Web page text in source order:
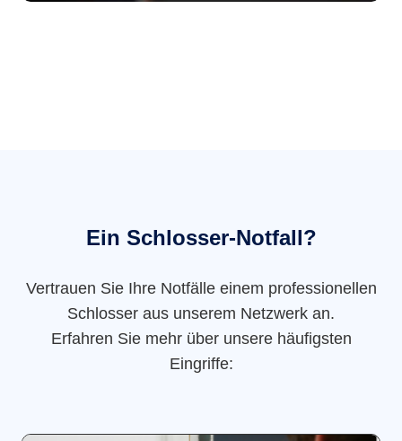
Ein Schlosser-Notfall?
Vertrauen Sie Ihre Notfälle einem professionellen
Schlosser aus unserem Netzwerk an.
Erfahren Sie mehr über unsere häufigsten
Eingriffe: